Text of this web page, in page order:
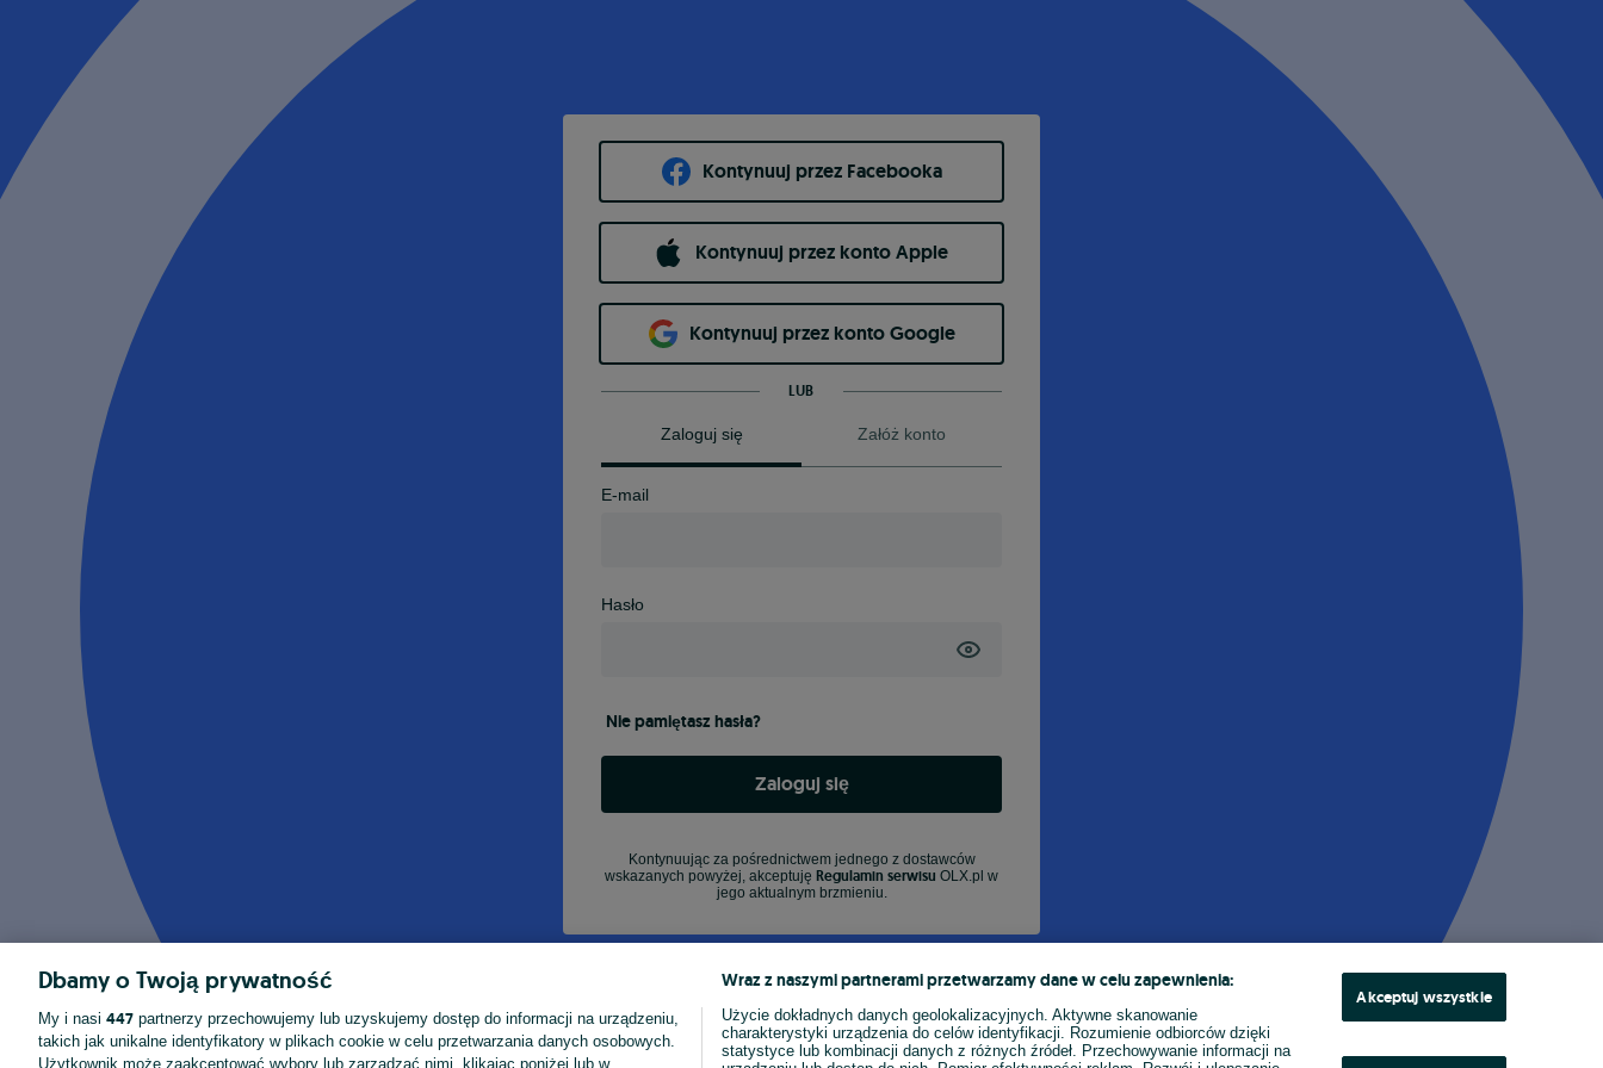
Kontynuuj przez Facebooka
Kontynuuj przez konto Apple
Kontynuuj przez konto Google
LUB
Zaloguj się Załóż konto
E-mail
Hasło
Nie pamiętasz hasła?
Zaloguj się
Kontynuując za pośrednictwem jednego z dostawców
wskazanych powyżej, akceptuję Regulamin serwisu OLX.pl w
jego aktualnym brzmieniu.
Dbamy o Twoją prywatność
My i nasi 447 partnerzy przechowujemy lub uzyskujemy dostęp do informacji na urządzeniu,
takich jak unikalne identyfikatory w plikach cookie w celu przetwarzania danych osobowych.
Użytkownik może zaakceptować wybory lub zarządzać nimi, klikając poniżej lub w
Wraz z naszymi partnerami przetwarzamy dane w celu zapewnienia:
Użycie dokładnych danych geolokalizacyjnych. Aktywne skanowanie
charakterystyki urządzenia do celów identyfikacji. Rozumienie odbiorców dzięki
statystyce lub kombinacji danych z różnych źródeł. Przechowywanie informacji na
Akceptuj wszystkie